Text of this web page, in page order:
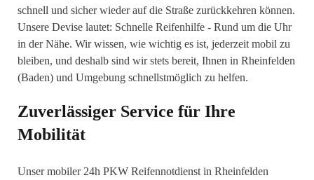
schnell und sicher wieder auf die Straße zurückkehren können.
Unsere Devise lautet: Schnelle Reifenhilfe - Rund um die Uhr
in der Nähe. Wir wissen, wie wichtig es ist, jederzeit mobil zu
bleiben, und deshalb sind wir stets bereit, Ihnen in Rheinfelden
(Baden) und Umgebung schnellstmöglich zu helfen.
Zuverlässiger Service für Ihre
Mobilität
Unser mobiler 24h PKW Reifennotdienst in Rheinfelden